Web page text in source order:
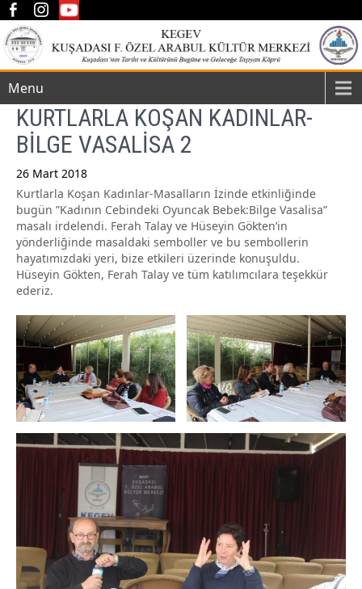
Menu
KURTLARLA KOŞAN KADINLAR-
BİLGE VASALİSA 2
26 Mart 2018
Kurtlarla Koşan Kadınlar-Masalların İzinde etkinliğinde
bugün ”Kadının Cebindeki Oyuncak Bebek:Bilge Vasalisa”
masalı irdelendi. Ferah Talay ve Hüseyin Gökten’in
yönderliğinde masaldaki semboller ve bu sembollerin
hayatımızdaki yeri, bize etkileri üzerinde konuşuldu.
Hüseyin Gökten, Ferah Talay ve tüm katılımcılara teşekkür
ederiz.
Post
navigation